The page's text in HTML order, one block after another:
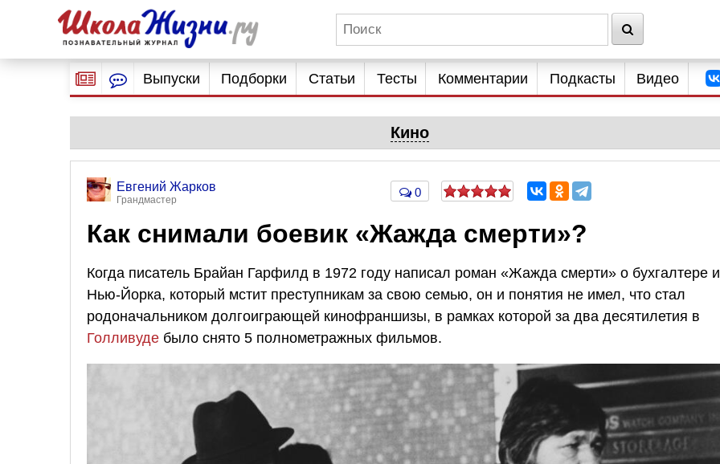
Выпуски Подборки Статьи Тесты Комментарии Подкасты Видео
Кино
Евгений Жарков
Грандмастер
0
Как снимали боевик «Жажда смерти»?
Когда писатель Брайан Гарфилд в 1972 году написал роман «Жажда смерти» о бухгалтере
Нью-Йорка, который мстит преступникам за свою семью, он и понятия не имел, что стал
родоначальником долгоиграющей кинофраншизы, в рамках которой за два десятилетия в
Голливуде было снято 5 полнометражных фильмов.